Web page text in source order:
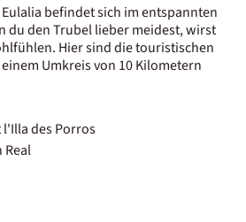
Eulalia befindet sich im entspannten
du den Trubel lieber meidest, wirst
Hier sind die touristischen
Umkreis von 10 Kilometern
l'Illa des Porros
Real